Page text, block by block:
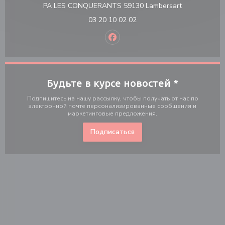
PA LES CONQUERANTS 59130 Lambersart
03 20 10 02 02
Facebook ((открывается в
Будьте в курсе новостей *
Подпишитесь на нашу рассылку, чтобы получать от нас по
электронной почте персонализированные сообщения и
маркетинговые предложения.
Подписаться